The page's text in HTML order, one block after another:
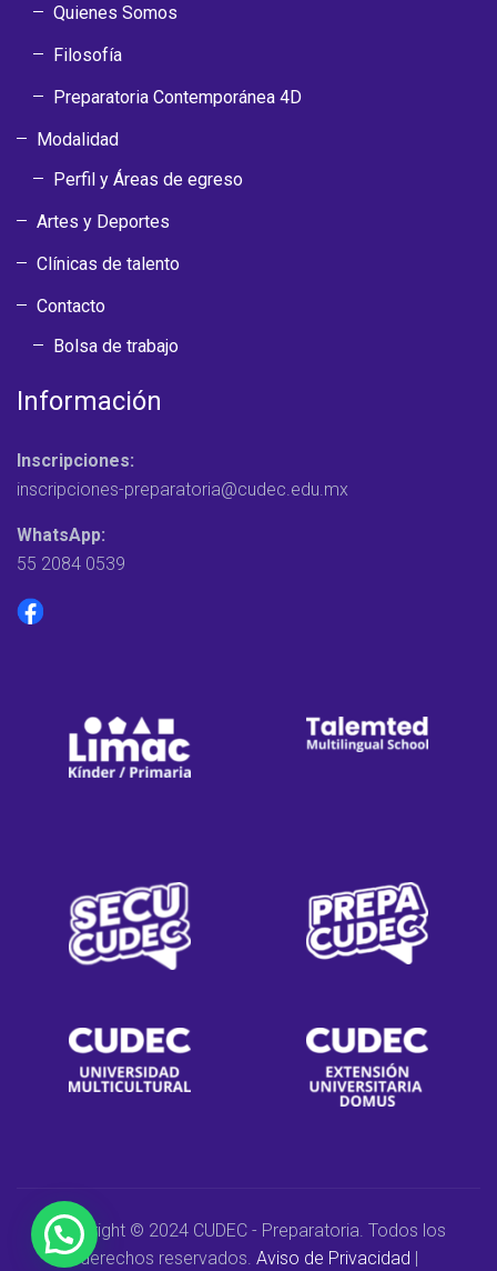
Quienes Somos
Filosofía
Preparatoria Contemporánea 4D
Modalidad
Perfil y Áreas de egreso
Artes y Deportes
Clínicas de talento
Contacto
Bolsa de trabajo
Información
Inscripciones:
inscripciones-preparatoria@cudec.edu.mx
WhatsApp:
55 2084 0539
Copyright © 2024 CUDEC - Preparatoria. Todos los
derechos reservados. Aviso de Privacidad |